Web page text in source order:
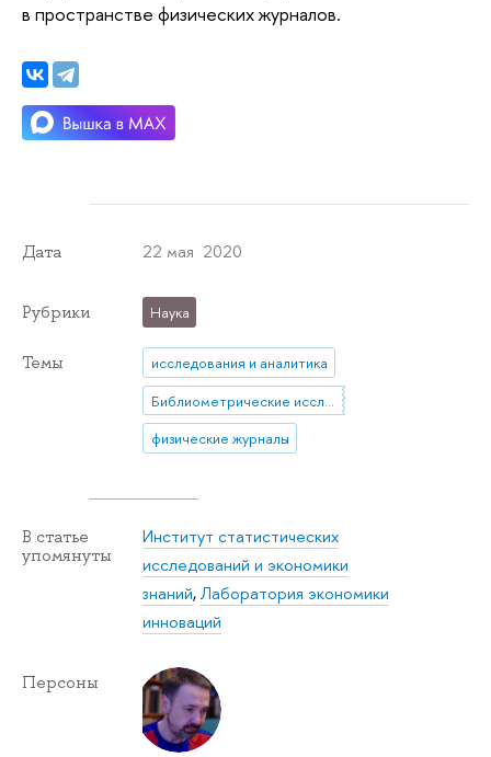
в пространстве физических журналов.
Дата 22 мая 2020
Рубрики Наука
Темы
исследования и аналитика
физические журналы
В статье
упомянуты
Институт статистических
исследований и экономики
знаний,Лаборатория экономики
инноваций
Персоны